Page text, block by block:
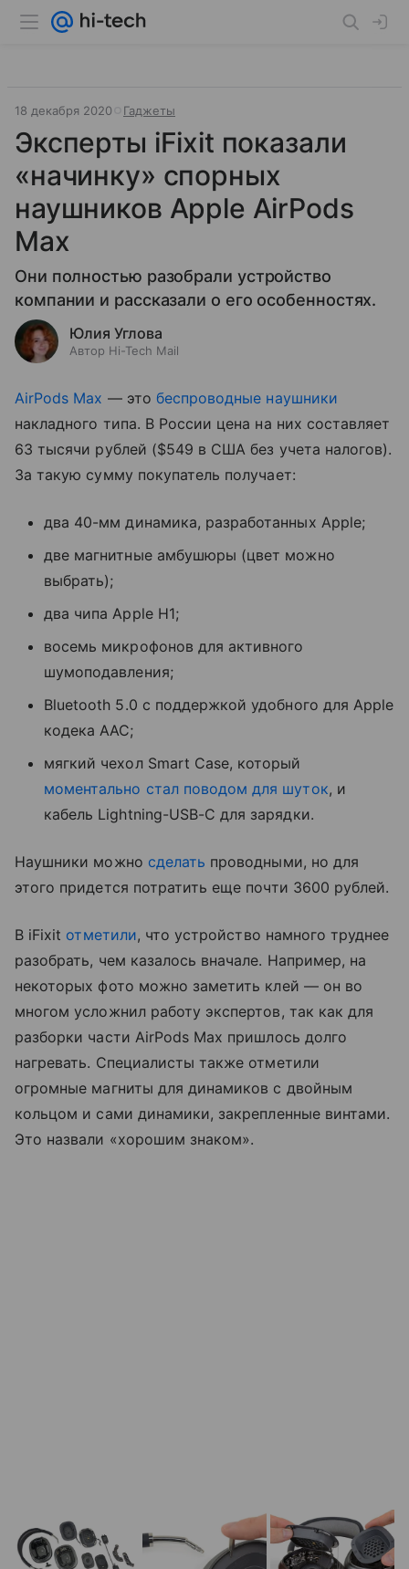
18 декабря 2020 Гаджеты
Эксперты iFixit показали
«начинку» спорных
наушников Apple AirPods
Max
Они полностью разобрали устройство
компании и рассказали о его особенностях.
Юлия Углова
Автор Hi-Tech Mail
AirPods Max — это беспроводные наушники
накладного типа. В России цена на них составляет
63 тысячи рублей ($549 в США без учета налогов).
За такую сумму покупатель получает:
два 40-мм динамика, разработанных Apple;
две магнитные амбушюры (цвет можно
выбрать);
два чипа Apple H1;
восемь микрофонов для активного
шумоподавления;
Bluetooth 5.0 с поддержкой удобного для Apple
кодека AAC;
мягкий чехол Smart Case, который
моментально стал поводом для шуток, и
кабель Lightning-USB-C для зарядки.
Наушники можно сделать проводными, но для
этого придется потратить еще почти 3600 рублей.
В iFixit отметили, что устройство намного труднее
разобрать, чем казалось вначале. Например, на
некоторых фото можно заметить клей — он во
многом усложнил работу экспертов, так как для
разборки части AirPods Max пришлось долго
нагревать. Специалисты также отметили
огромные магниты для динамиков с двойным
кольцом и сами динамики, закрепленные винтами.
Это назвали «хорошим знаком».